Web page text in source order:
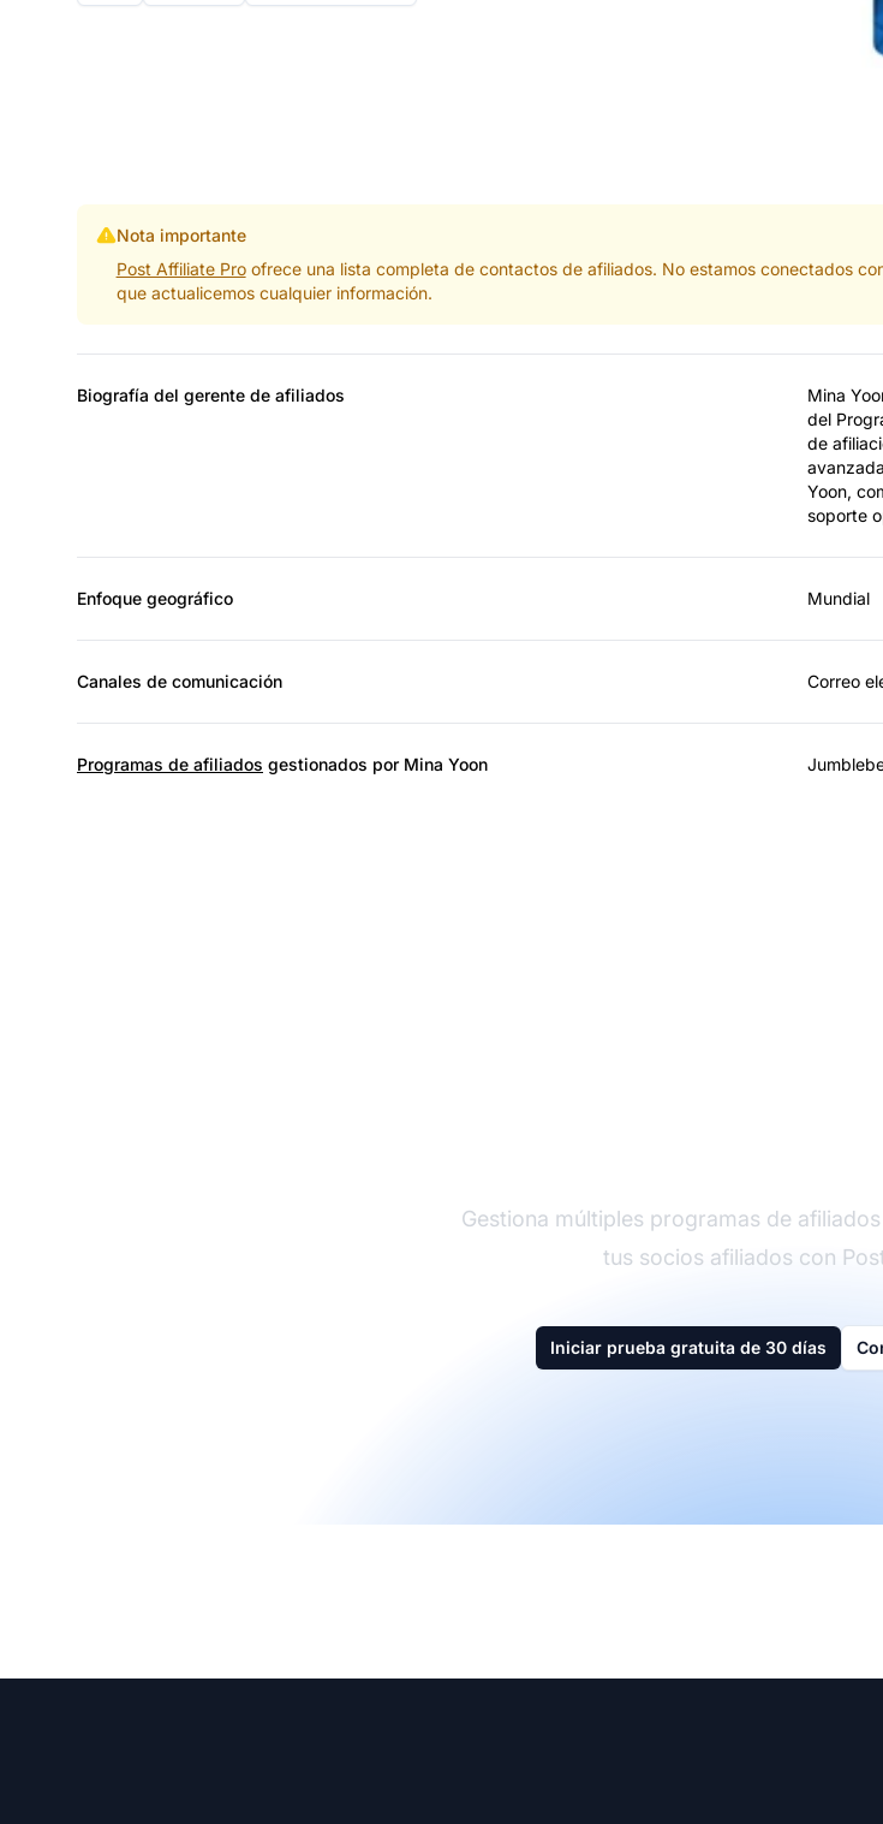
Nota importante
Post Affiliate Proofrece una lista completa de contactos de afiliados. No estamos conectados
que actualicemos cualquier información.
Biografía del gerente de afiliados
Mina
del
de
Yoon,
soporte
Enfoque geográfico Mundial
Canales de comunicación Correo
Programas de afiliados gestionados por Mina Yoon
Gestiona múltiples programas de
tus socios afiliados con
Iniciar prueba gratuita de 30 días